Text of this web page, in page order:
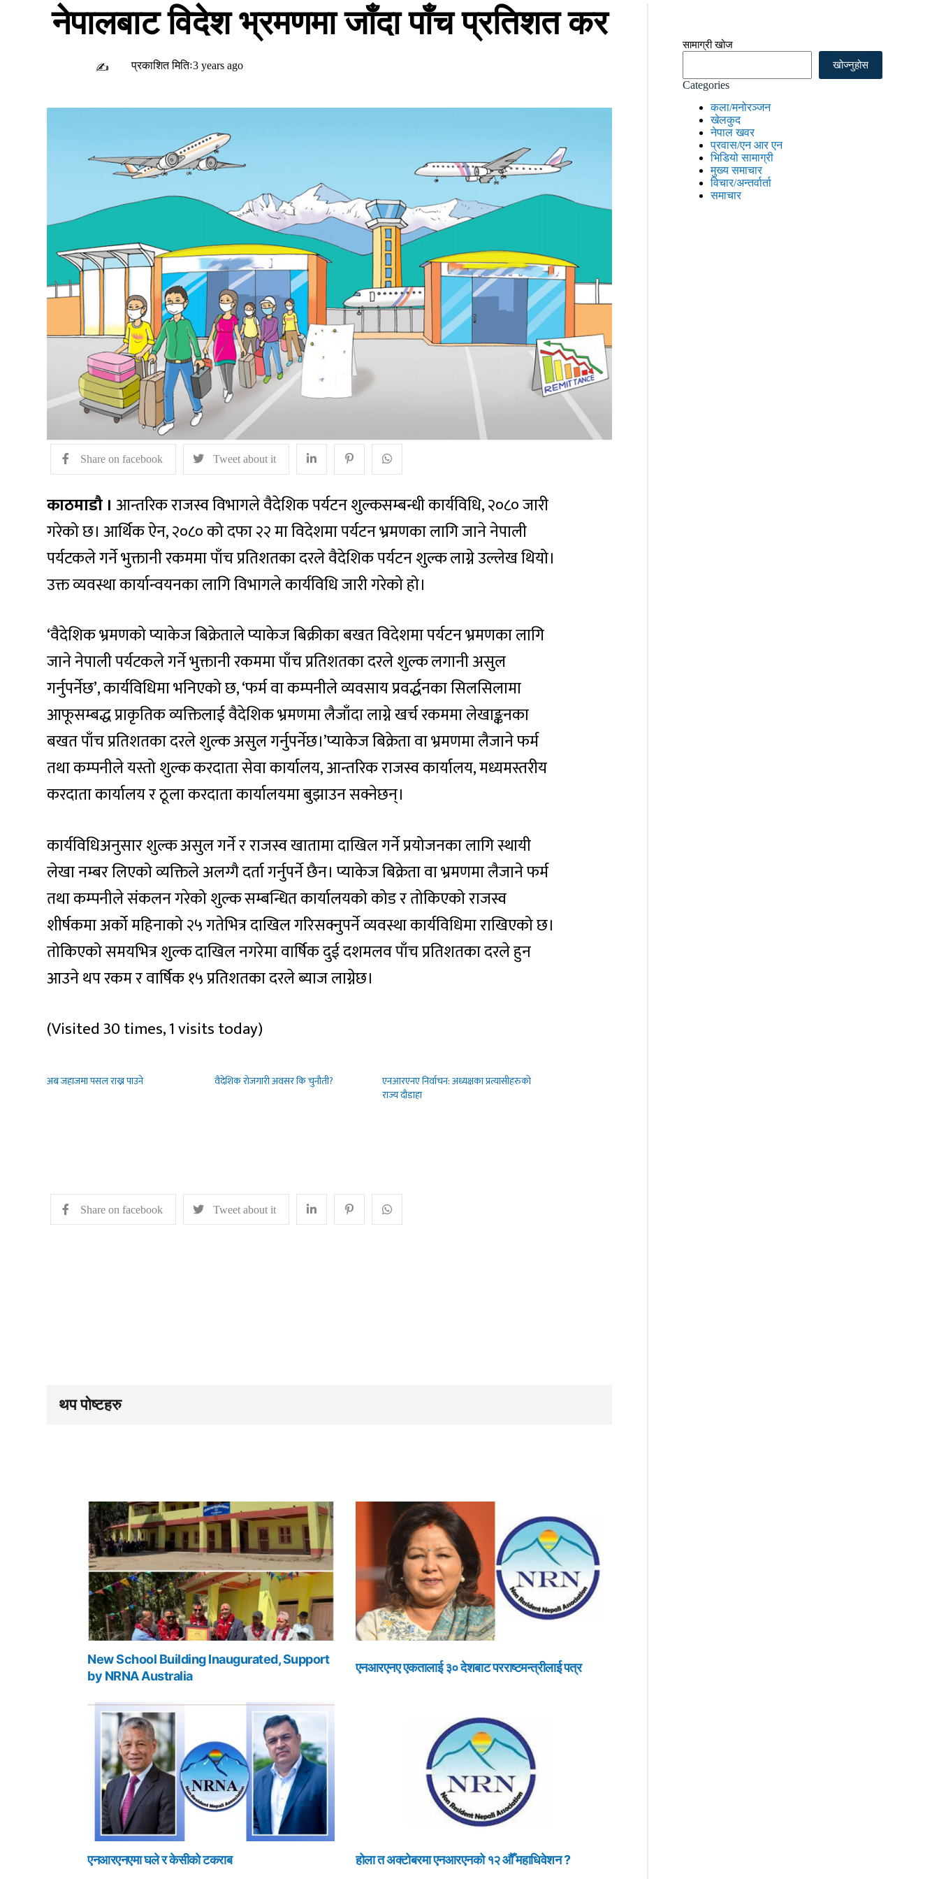
नेपालबाट विदेश भ्रमणमा जाँदा पाँच प्रतिशत कर
✍ प्रकाशित मितिः3 years ago
Share on facebook Tweet about it
काठमाडौ । आन्तरिक राजस्व विभागले वैदेशिक पर्यटन शुल्कसम्बन्धी कार्यविधि, २०८० जारी
गरेको छ। आर्थिक ऐन, २०८० को दफा २२ मा विदेशमा पर्यटन भ्रमणका लागि जाने नेपाली
पर्यटकले गर्ने भुक्तानी रकममा पाँच प्रतिशतका दरले वैदेशिक पर्यटन शुल्क लाग्ने उल्लेख थियो।
उक्त व्यवस्था कार्यान्वयनका लागि विभागले कार्यविधि जारी गरेको हो।
‘वैदेशिक भ्रमणको प्याकेज बिक्रेताले प्याकेज बिक्रीका बखत विदेशमा पर्यटन भ्रमणका लागि
जाने नेपाली पर्यटकले गर्ने भुक्तानी रकममा पाँच प्रतिशतका दरले शुल्क लगानी असुल
गर्नुपर्नेछ’, कार्यविधिमा भनिएको छ, ‘फर्म वा कम्पनीले व्यवसाय प्रवर्द्धनका सिलसिलामा
आफूसम्बद्ध प्राकृतिक व्यक्तिलाई वैदेशिक भ्रमणमा लैजाँदा लाग्ने खर्च रकममा लेखाङ्कनका
बखत पाँच प्रतिशतका दरले शुल्क असुल गर्नुपर्नेछ।’प्याकेज बिक्रेता वा भ्रमणमा लैजाने फर्म
तथा कम्पनीले यस्तो शुल्क करदाता सेवा कार्यालय, आन्तरिक राजस्व कार्यालय, मध्यमस्तरीय
करदाता कार्यालय र ठूला करदाता कार्यालयमा बुझाउन सक्नेछन्।
कार्यविधिअनुसार शुल्क असुल गर्ने र राजस्व खातामा दाखिल गर्ने प्रयोजनका लागि स्थायी
लेखा नम्बर लिएको व्यक्तिले अलग्गै दर्ता गर्नुपर्ने छैन। प्याकेज बिक्रेता वा भ्रमणमा लैजाने फर्म
तथा कम्पनीले संकलन गरेको शुल्क सम्बन्धित कार्यालयको कोड र तोकिएको राजस्व
शीर्षकमा अर्को महिनाको २५ गतेभित्र दाखिल गरिसक्नुपर्ने व्यवस्था कार्यविधिमा राखिएको छ।
तोकिएको समयभित्र शुल्क दाखिल नगरेमा वार्षिक दुई दशमलव पाँच प्रतिशतका दरले हुन
आउने थप रकम र वार्षिक १५ प्रतिशतका दरले ब्याज लाग्नेछ।
(Visited 30 times, 1 visits today)
अब जहाजमा पसल राख्न पाउने वैदेशिक रोजगारी अवसर कि चुनौती?
एनआरएनए निर्वाचन: अध्यक्षका प्रत्यासीहरुको
राज्य दौडाहा
Share on facebook Tweet about it
थप पोष्टहरु
New School Building Inaugurated, Support
by NRNA Australia
एनआरएनए एकतालाई ३० देशबाट परराष्टमन्त्रीलाई पत्र
एनआरएनएमा घले र केसीको टकराब होला त अक्टोबरमा एनआरएनको १२ औँ महाधिवेशन ?
सामाग्री खोज
खोज्नुहोस
Categories
कला/मनोरञ्जन
खेलकुद
नेपाल खवर
प्रवास/एन आर एन
भिडियो सामाग्री
मुख्य समाचार
विचार/अन्तर्वार्ता
समाचार